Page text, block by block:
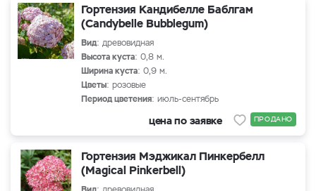
Гортензия Кандибелле Баблгам
(Candybelle Bubblegum)
Вид: древовидная
Высота куста: 0,8 м.
Ширина куста: 0,9 м.
Цветы: розовые
Период цветения: июль-сентябрь
цена по заявке ПРОДАНО
Гортензия Мэджикал Пинкербелл
(Magical Pinkerbell)